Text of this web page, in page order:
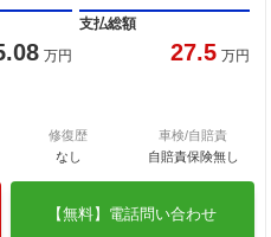
万円
支払総額
27.5 万円
修復歴
なし
車検/自賠責
自賠責保険無し
【無料】電話問い合わせ